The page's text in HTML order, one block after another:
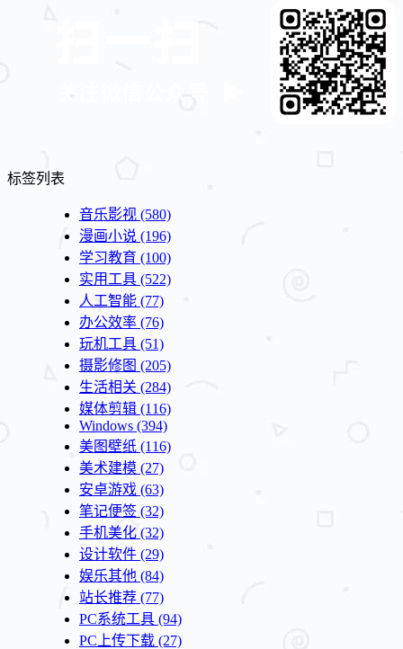
标签列表
音乐影视 (580)
漫画小说 (196)
学习教育 (100)
实用工具 (522)
人工智能 (77)
办公效率 (76)
玩机工具 (51)
摄影修图 (205)
生活相关 (284)
媒体剪辑 (116)
Windows (394)
美图壁纸 (116)
美术建模 (27)
安卓游戏 (63)
笔记便签 (32)
手机美化 (32)
设计软件 (29)
娱乐其他 (84)
站长推荐 (77)
PC系统工具 (94)
PC上传下载 (27)